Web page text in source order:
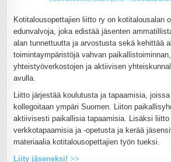
Kotitalousopettajien liitto ry on kotitalousalan
edunvalvoja, joka edistää jäsenten
alan tunnettuutta ja arvostusta sekä kehittää
toimintaympäristöjä vahvan
yhteistyöverkostojen ja aktiivisen
avulla.
Liitto järjestää koulutusta ja tapaamisia,
kollegoitaan ympäri Suomen. Liiton
aktiivisesti paikallisia tapaamisia. Lisäksi liitto
verkkotapaamisia ja -opetusta ja kerää
materiaalia kotitalousopettajien työn tueksi.
Liity jäseneksi! >>